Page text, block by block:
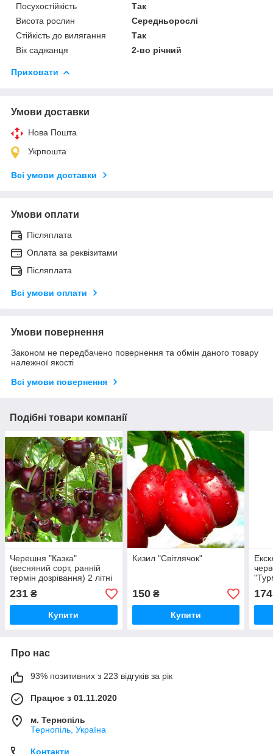
Посухостійкість
Так
Висота рослин
Середньорослі
Стійкість до вилягання
Так
Вік саджанця
2-во річний
Приховати
Умови доставки
Нова Пошта
Укрпошта
Всі умови доставки
Умови оплати
Післяплата
Оплата за реквізитами
Післяплата
Всі умови оплати
Умови повернення
Законом не передбачено повернення та обмін даного товару
належної якості
Всі умови повернення
Подібні товари компанії
Черешня "Казка"
(весняний сорт, ранній
термін дозрівання) 2 літні
231 ₴
Купити
Кизил "Світлячок"
150₴
Купити
174
Про нас
93% позитивних з 223 відгуків за рік
Працює з 01.11.2020
м. Тернопіль
Тернопіль, Україна
Контакти